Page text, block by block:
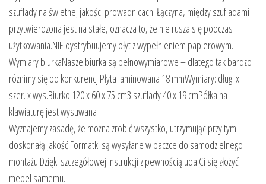
szuflady na świetnej jakości prowadnicach. Łączyna, między szufladami
przytwierdzona jest na stałe, oznacza to, że nie rusza się podczas
użytkowania.NIE dystrybuujemy płyt z wypełnieniem papierowym.
Wymiary biurkaNasze biurka są pełnowymiarowe – dlatego tak bardzo
różnimy się od konkurencjiPłyta laminowana 18 mmWymiary: dług. x
szer. x wys.Biurko 120 x 60 x 75 cm3 szuflady 40 x 19 cmPółka na
klawiaturę jest wysuwana
Wyznajemy zasadę, że można zrobić wszystko, utrzymując przy tym
doskonałą jakość.Formatki są wysyłane w paczce do samodzielnego
montażu.Dzięki szczegółowej instrukcji z pewnością uda Ci się złożyć
mebel samemu.